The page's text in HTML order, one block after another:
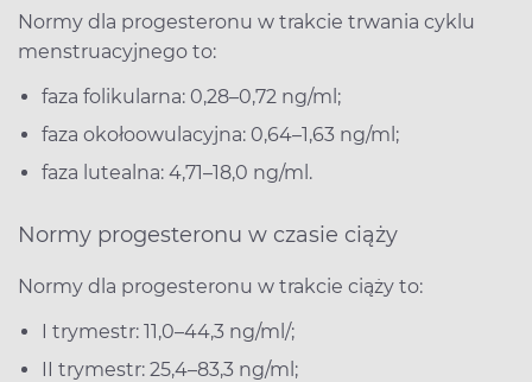
Normy dla progesteronu w trakcie trwania cyklu
menstruacyjnego to:
faza folikularna: 0,28–0,72 ng/ml;
faza okołoowulacyjna: 0,64–1,63 ng/ml;
faza lutealna: 4,71–18,0 ng/ml.
Normy progesteronu w czasie ciąży
Normy dla progesteronu w trakcie ciąży to:
I trymestr: 11,0–44,3 ng/ml/;
II trymestr: 25,4–83,3 ng/ml;